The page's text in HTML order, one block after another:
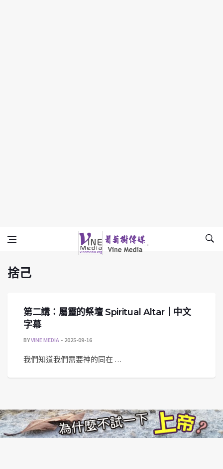
捨己
Vine Media
葡萄樹傳媒
捨己
第二講：屬靈的祭壇 Spiritual Altar｜中文
字幕
BYVINE MEDIA 2025-09-16
我們知道我們需要神的同在 …